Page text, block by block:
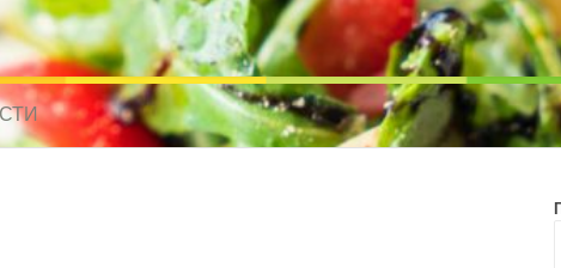
рецепты для всех
РЕЦЕПТЫ ДЛЯ МУЛЬТИВАРКИ. РЕЦЕПТЫ ДЛЯ